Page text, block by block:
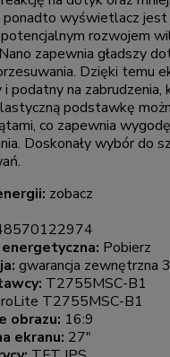
ponadto wyświetlacz jest
rozwojem
zapewnia gładszy
Dzięki temu
podatny na zabrudzenia,
podstawkę
co zapewnia
Doskonały wybór do
zobacz
Pobierz
gwarancja zewnętrzna
T2755MSC-B1
T2755MSC-B1
obrazu: 16:9
ekranu: 27"